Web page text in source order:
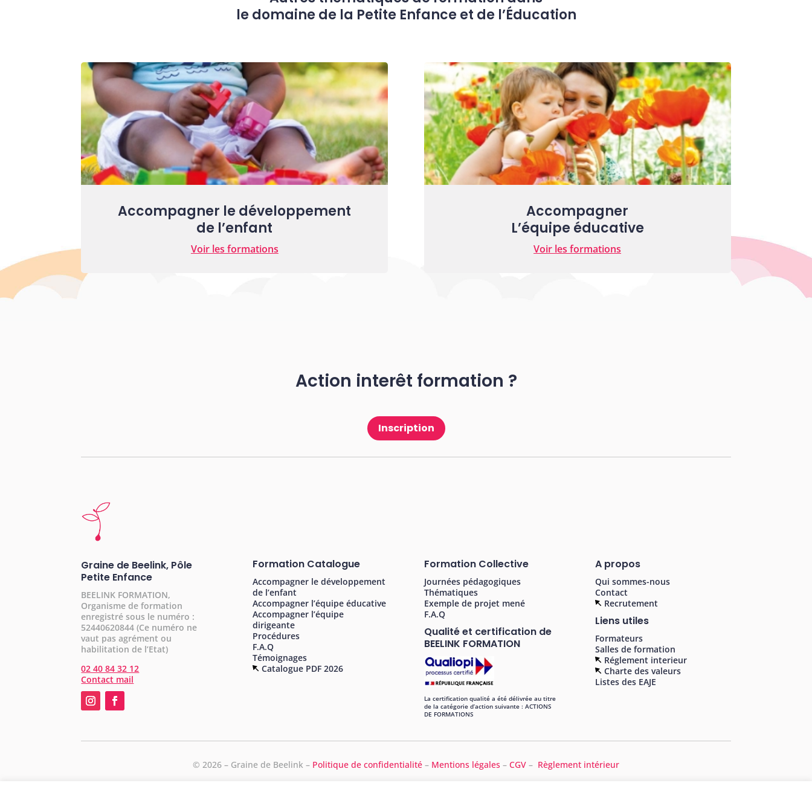
le domaine de la Petite Enfance et de l’Éducation
Accompagner le développement
de l’enfant
Voir les formations
Accompagner
L’équipe éducative
Voir les formations
Action interêt formation ?
Inscription
Graine de Beelink, Pôle
Petite Enfance
BEELINK FORMATION,
Organisme de formation
enregistré sous le numéro :
52440620844 (Ce numéro ne
vaut pas agrément ou
habilitation de l’Etat)
02 40 84 32 12
Contact mail
Formation Catalogue
Accompagner le développement
de l’enfant
Accompagner l’équipe éducative
Accompagner l’équipe
dirigeante
Procédures
F.A.Q
Témoignages
Catalogue PDF 2026
Formation Collective
Journées pédagogiques
Thématiques
Exemple de projet mené
F.A.Q
Qualité et certification de
BEELINK FORMATION
La certification qualité a été délivrée au titre
de la catégorie d’action suivante : ACTIONS
DE FORMATIONS
A propos
Qui sommes-nous
Contact
Recrutement
Liens utiles
Formateurs
Salles de formation
Réglement interieur
Charte des valeurs
Listes des EAJE
© 2026 – Graine de Beelink – Politique de confidentialité – Mentions légales – CGV – Règlement intérieur